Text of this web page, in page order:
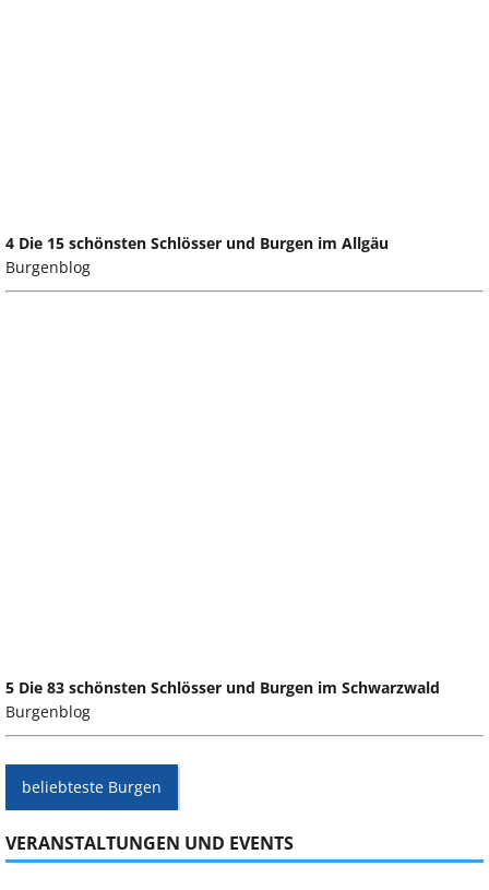
4 Die 15 schönsten Schlösser und Burgen im Allgäu
Burgenblog
5 Die 83 schönsten Schlösser und Burgen im Schwarzwald
Burgenblog
beliebteste Burgen
VERANSTALTUNGEN UND EVENTS